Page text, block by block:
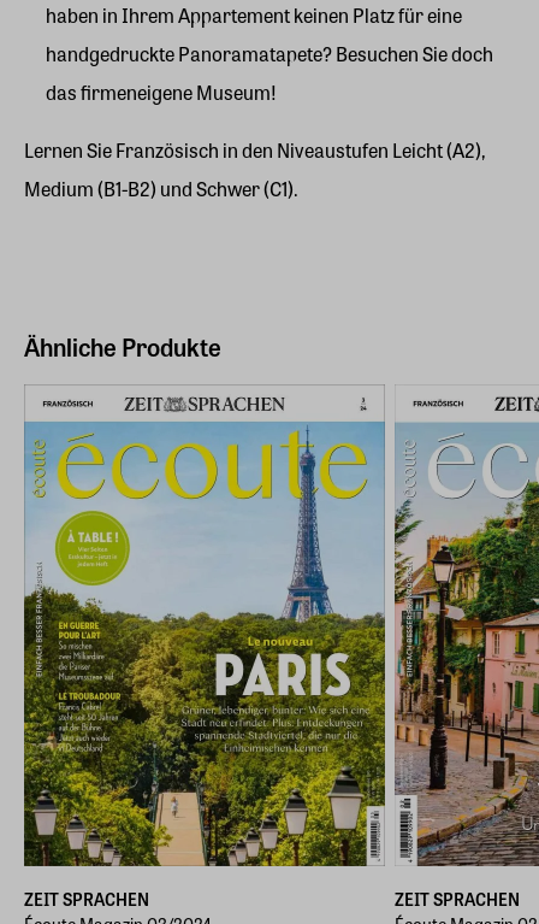
haben in Ihrem Appartement keinen Platz für eine
handgedruckte Panoramatapete? Besuchen Sie doch
das firmeneigene Museum!
Lernen Sie Französisch in den Niveaustufen Leicht (A2),
Medium (B1-B2) und Schwer (C1).
Ähnliche Produkte
ZEIT SPRACHEN
ZEIT SPRACHEN